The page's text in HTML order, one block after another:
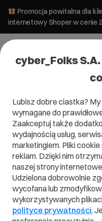
Promocja powitalna dla
internetowy Shoper w cenie
Niech Twoja domena
cyber_Folks
Lubisz dobre ciastka?
wymagane do
Zaakceptuj także
wydajnością usług,
marketingiem. Pliki
reklam. Dzięki nim
naszej strony
Udzielona dobrowolnie
wycofana lub
wykorzystywanych
polityce prywatności.